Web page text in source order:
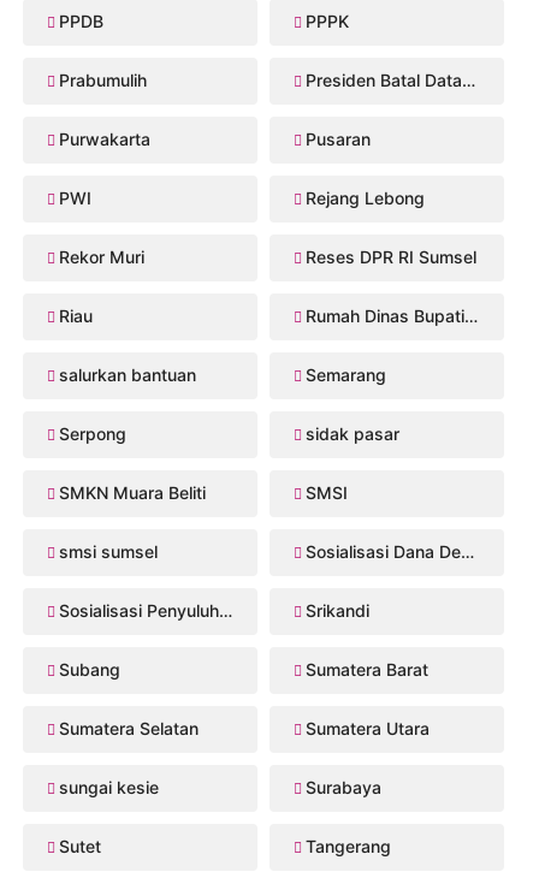
PPDB PPPK
Prabumulih Presiden Batal Datang
Purwakarta Pusaran
PWI Rejang Lebong
Rekor Muri Reses DPR RI Sumsel
Riau Rumah Dinas Bupati Musi Rawas
salurkan bantuan Semarang
Serpong sidak pasar
SMKN Muara Beliti SMSI
smsi sumsel Sosialisasi Dana Desa 2026
Sosialisasi Penyuluhan Hukum Srikandi
Subang Sumatera Barat
Sumatera Selatan Sumatera Utara
sungai kesie Surabaya
Sutet Tangerang